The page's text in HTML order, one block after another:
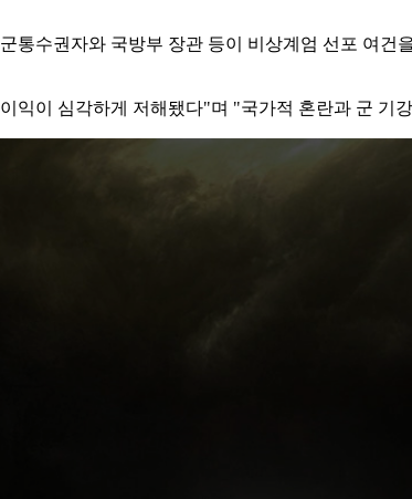
통수권자와 국방부 장관 등이 비상계엄 선포 여
익이 심각하게 저해됐다"며 "국가적 혼란과 군 기